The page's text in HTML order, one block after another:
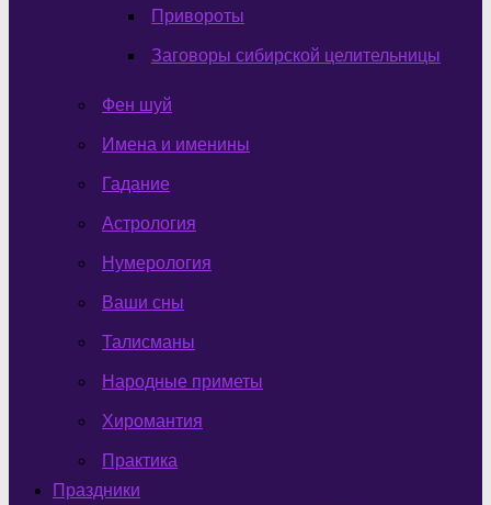
Привороты
Заговоры сибирской целительницы
Фен шуй
Имена и именины
Гадание
Астрология
Нумерология
Ваши сны
Талисманы
Народные приметы
Хиромантия
Практика
Праздники